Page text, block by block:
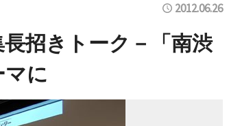
2012.06.26
招きトーク－「南渋
に